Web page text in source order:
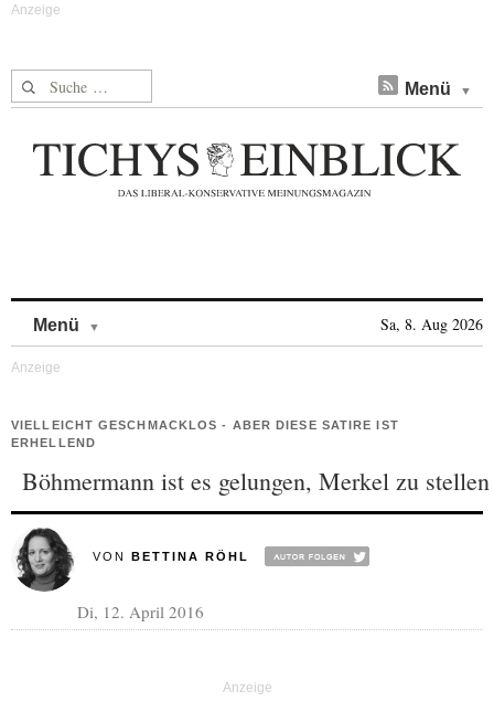
Suche nach: Menü
Menü Sa, 8. Aug 2026
VIELLEICHT GESCHMACKLOS - ABER DIESE SATIRE IST
ERHELLEND
Böhmermann ist es gelungen, Merkel zu stellen
VON BETTINA RÖHL
Di, 12. April 2016